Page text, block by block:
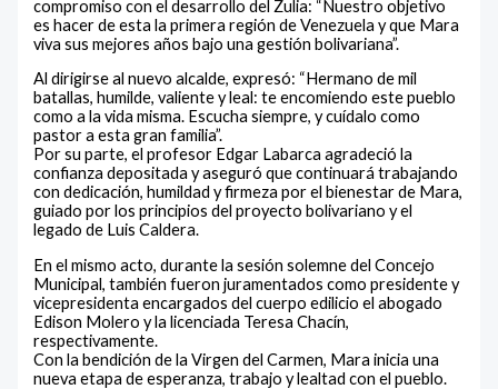
compromiso con el desarrollo del Zulia: “Nuestro objetivo
es hacer de esta la primera región de Venezuela y que Mara
viva sus mejores años bajo una gestión bolivariana”.
Al dirigirse al nuevo alcalde, expresó: “Hermano de mil
batallas, humilde, valiente y leal: te encomiendo este pueblo
como a la vida misma. Escucha siempre, y cuídalo como
pastor a esta gran familia”.
Por su parte, el profesor Edgar Labarca agradeció la
confianza depositada y aseguró que continuará trabajando
con dedicación, humildad y firmeza por el bienestar de Mara,
guiado por los principios del proyecto bolivariano y el
legado de Luis Caldera.
En el mismo acto, durante la sesión solemne del Concejo
Municipal, también fueron juramentados como presidente y
vicepresidenta encargados del cuerpo edilicio el abogado
Edison Molero y la licenciada Teresa Chacín,
respectivamente.
Con la bendición de la Virgen del Carmen, Mara inicia una
nueva etapa de esperanza, trabajo y lealtad con el pueblo.